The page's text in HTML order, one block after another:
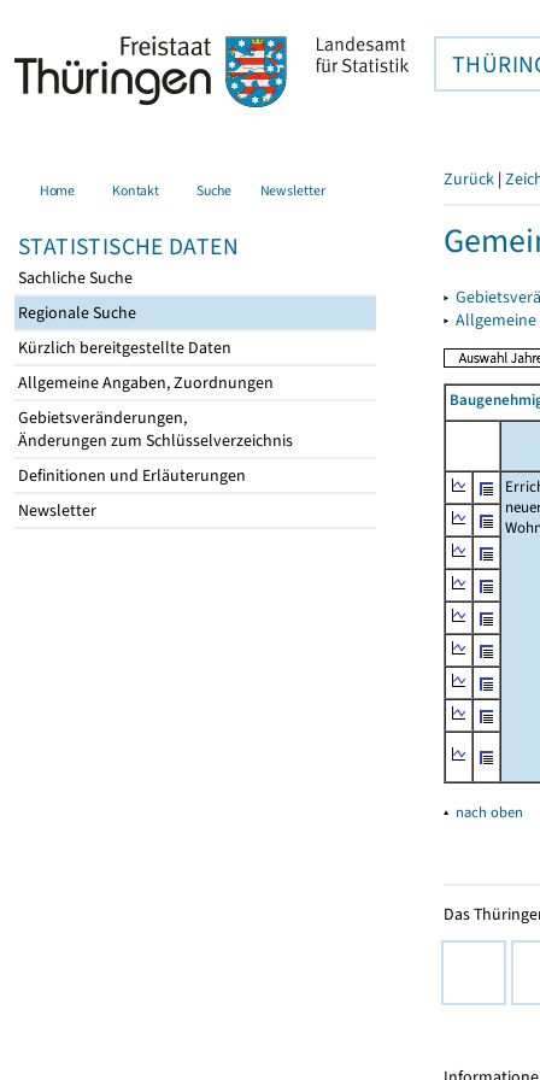
Home Kontakt Suche Newsletter
STATISTISCHE DATEN
Sachliche Suche
Regionale Suche
Kürzlich bereitgestellte Daten
Allgemeine Angaben, Zuordnungen
Gebietsveränderungen,
Änderungen zum Schlüsselverzeichnis
Definitionen und Erläuterungen
Newsletter
Zurück |
▸
▸
▴ nach oben
Das